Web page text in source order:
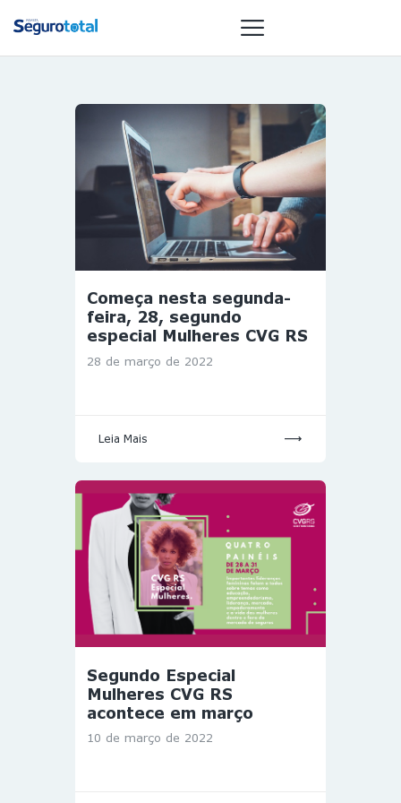
NOTÍCIAS
REVISTA
ESPECIAIS
GAIVOTA DE
OURO
ST SUMMIT
GESTORAS
HOMEST
HOME
Começa nesta segunda-
feira, 28, segundo
especial Mulheres CVG RS
28 de março de 2022
Leia Mais
Segundo Especial
Mulheres CVG RS
acontece em março
10 de março de 2022